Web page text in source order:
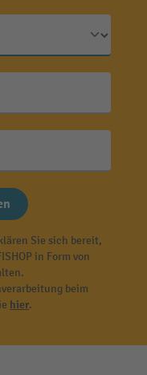
Sie sich bereit,
in Form von
beim
hier.